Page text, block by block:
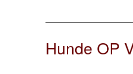
Hunde OP